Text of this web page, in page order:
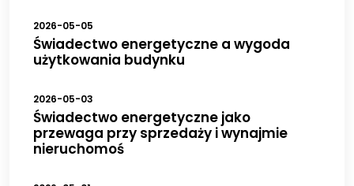
2026-05-05
Świadectwo energetyczne a wygoda
użytkowania budynku
2026-05-03
Świadectwo energetyczne jako
przewaga przy sprzedaży i wynajmie
nieruchomoś